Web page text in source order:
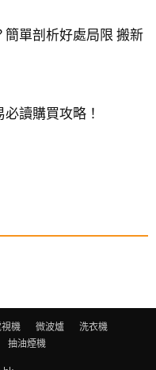
簡單剖析好處局限 搬新
讀購買攻略！
機 微波爐
洗衣機
抽油煙機